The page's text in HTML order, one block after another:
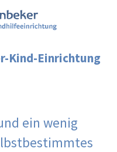
Kind-Einrichtung
ein wenig